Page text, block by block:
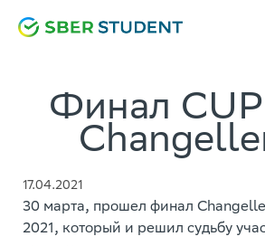
Финал
17.04.2021
30 марта, прошел финал
2021, который и решил судьбу